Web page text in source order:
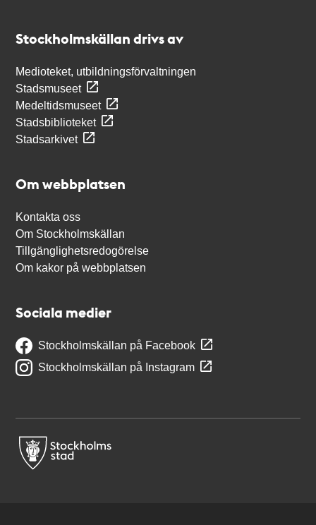
Stockholmskällan drivs av
Medioteket, utbildningsförvaltningen
Stadsmuseet
Medeltidsmuseet
Stadsbiblioteket
Stadsarkivet
Om webbplatsen
Kontakta oss
Om Stockholmskällan
Tillgänglighetsredogörelse
Om kakor på webbplatsen
Sociala medier
Stockholmskällan på Facebook
Stockholmskällan på Instagram